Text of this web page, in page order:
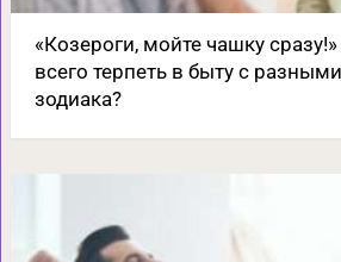
«Козероги, мойте чашку
всего терпеть в быту с
зодиака?